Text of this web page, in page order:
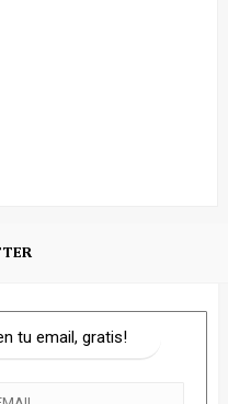
tu email, gratis!